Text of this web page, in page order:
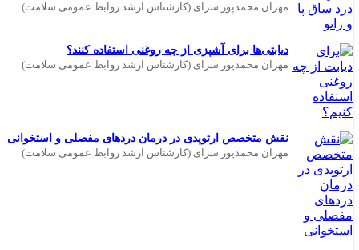
مهران محمدپور سرای (کارشناس ارشد روابط عمومی سلامت)
دیابتی‌ها برای آشپزی از چه روغنی استفاده کنند؟
مهران محمدپور سرای (کارشناس ارشد روابط عمومی سلامت)
نقش متخصص ارتوپدی در درمان دردهای مفصلی و استخوانی
مهران محمدپور سرای (کارشناس ارشد روابط عمومی سلامت)